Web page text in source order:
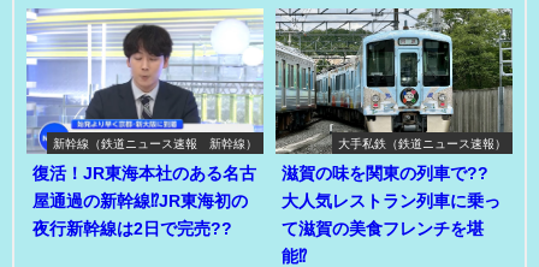
新幹線（鉄道ニュース速報 新幹線）
復活！JR東海本社のある名古
屋通過の新幹線⁉JR東海初の
夜行新幹線は2日で完売??
大手私鉄（鉄道ニュース速報）
滋賀の味を関東の列車で??
大人気レストラン列車に乗っ
て滋賀の美食フレンチを堪
能⁉